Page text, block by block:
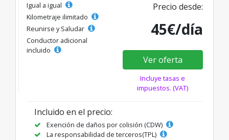
Igual a igual
Kilometraje ilimitado
Reunirse y Saludar
Conductor adicional
incluido
Precio desde:
45€/día
Ver oferta
Incluye tasas e
impuestos. (VAT)
Incluido en el precio:
Exención de daños por colisión (CDW)
La responsabilidad de terceros(TPL)